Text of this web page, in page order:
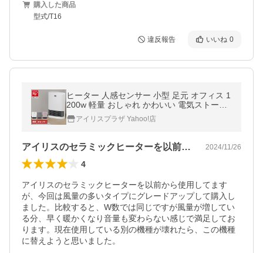
購入した商品
型式/T16
違反報告 いいね 0
ヒーター 人感センサー 小型 足元 オフィス 1
200w 軽量 おしゃれ かわいい 電気ストーブ
暖かい アイリスオーヤマ ACH-LW12A 安心
延長保証対象
アイリスプラザ Yahoo!店
アイリスのセラミックヒーターを以前から… 2024/11/26
4
アイリスのセラミックヒーターを以前から使用してます
が、今回は風量の多いタイプにグレードアップして購入し
ました。比較すると、W数では同じですが風量が増してい
る分、早く暖かくなり音量も変わらない感じで満足してお
ります。現在使用している別の機種が壊れたら、この機種
に替えようと思いました。